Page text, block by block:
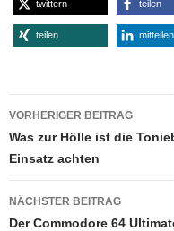
twittern teilen
teilen mitteilen
VORHERIGER BEITRAG
Was zur Hölle ist die
Einsatz achten
NÄCHSTER BEITRAG
Der Commodore 64